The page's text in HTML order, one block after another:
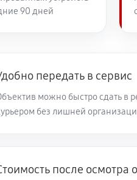
60 минут
60 минут
60 минут
90 дней
передать в сервис
можно быстро сдать в
без лишней
после осмотра